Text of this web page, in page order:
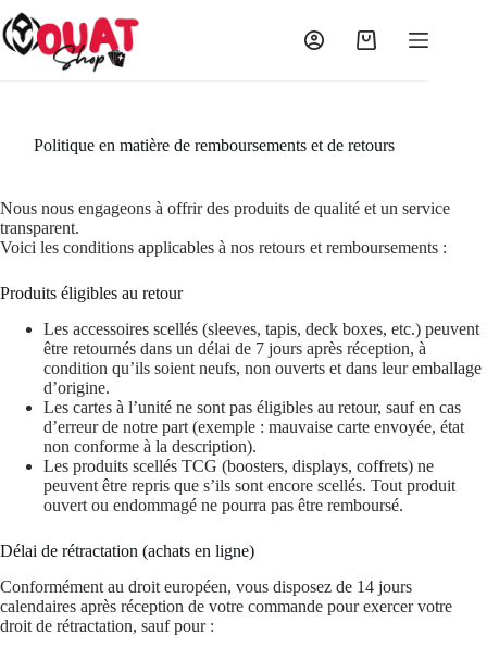
Passer
au
contenu
Panier
Politique en matière de remboursements et de retours
Nous nous engageons à offrir des produits de qualité et un service
transparent.
Voici les conditions applicables à nos retours et remboursements :
Produits éligibles au retour
Les accessoires scellés (sleeves, tapis, deck boxes, etc.) peuvent
être retournés dans un délai de 7 jours après réception, à
condition qu’ils soient neufs, non ouverts et dans leur emballage
d’origine.
Les cartes à l’unité ne sont pas éligibles au retour, sauf en cas
d’erreur de notre part (exemple : mauvaise carte envoyée, état
non conforme à la description).
Les produits scellés TCG (boosters, displays, coffrets) ne
peuvent être repris que s’ils sont encore scellés. Tout produit
ouvert ou endommagé ne pourra pas être remboursé.
Délai de rétractation (achats en ligne)
Conformément au droit européen, vous disposez de 14 jours
calendaires après réception de votre commande pour exercer votre
droit de rétractation, sauf pour :